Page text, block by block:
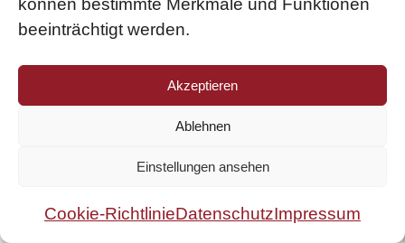
können bestimmte Merkmale und Funktionen
beeinträchtigt werden.
Akzeptieren
Ablehnen
Einstellungen ansehen
Cookie-RichtlinieDatenschutzImpressum
JETZT Termin anfragen
© 2026 ready-to-
AGBs|